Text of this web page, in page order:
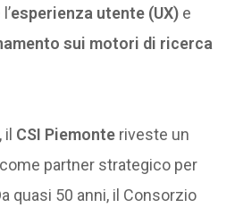
esperienza utente (UX) e
sui motori di ricerca
il CSI Piemonte riveste un
partner strategico per
quasi 50 anni, il Consorzio